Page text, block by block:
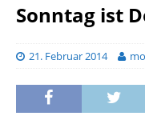
Sonntag ist
21. Februar 2014